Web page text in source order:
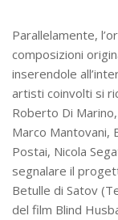
Parallelamente,
composizioni
inserendole
artisti coinvolti si
Roberto Di
Marco Mantovani,
Postai, Nicola
segnalare il
Betulle di Satov
del film Blind